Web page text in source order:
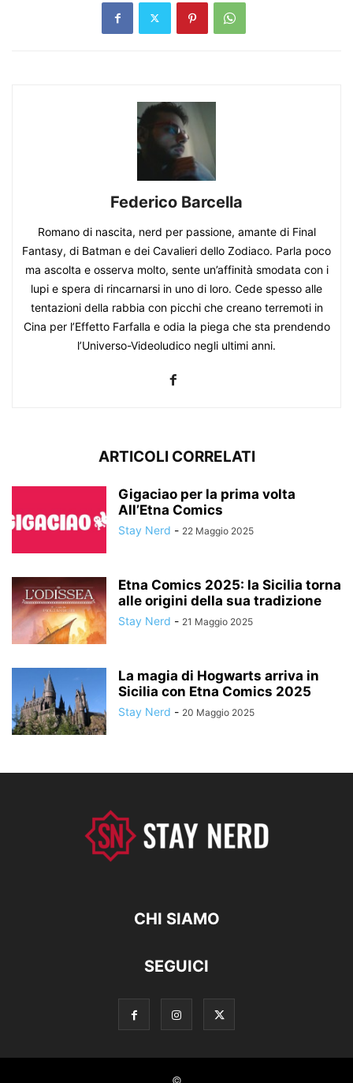
Federico Barcella
Romano di nascita, nerd per passione, amante di Final
Fantasy, di Batman e dei Cavalieri dello Zodiaco. Parla poco
ma ascolta e osserva molto, sente un’affinità smodata con i
lupi e spera di rincarnarsi in uno di loro. Cede spesso alle
tentazioni della rabbia con picchi che creano terremoti in
Cina per l’Effetto Farfalla e odia la piega che sta prendendo
l’Universo-Videoludico negli ultimi anni.
ARTICOLI CORRELATI
Gigaciao per la prima volta
All’Etna Comics
Stay Nerd - 22 Maggio 2025
Etna Comics 2025: la Sicilia torna
alle origini della sua tradizione
Stay Nerd - 21 Maggio 2025
La magia di Hogwarts arriva in
Sicilia con Etna Comics 2025
Stay Nerd - 20 Maggio 2025
CHI SIAMO
SEGUICI
©